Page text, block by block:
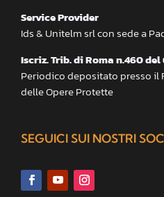
Service Provider
Ids & Unitelm srl con sede a
Iscriz. Trib. di Roma n.460 del
Periodico depositato presso il
delle Opere Protette
SEGUICI SUI NOSTRI